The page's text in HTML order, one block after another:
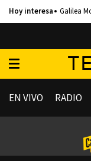
Galilea
EN VIVO RADIO